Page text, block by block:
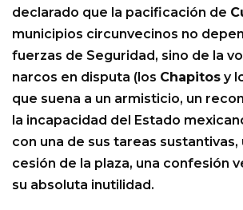
declarado que la pacificación de
municipios circunvecinos no
fuerzas de Seguridad, sino de la
narcos en disputa (los Chapitos y
que suena a un armisticio, un
la incapacidad del Estado
con una de sus tareas
cesión de la plaza, una confesión
su absoluta inutilidad.